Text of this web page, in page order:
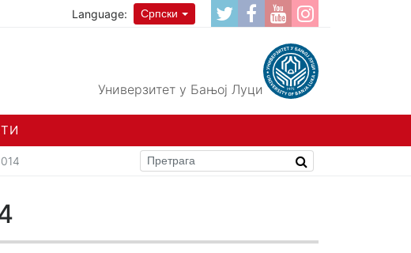
Language: Српски
Универзитет у Бањој Луци